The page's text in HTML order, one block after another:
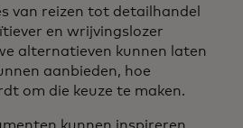
van reizen tot detailhandel
en wrijvingslozer
alternatieven kunnen laten
aanbieden, hoe
om die keuze te maken.
kunnen inspireren,